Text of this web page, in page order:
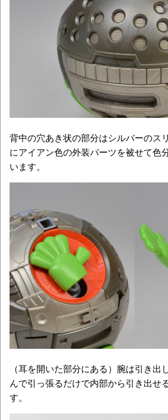
背中の穴あき状の部分はシルバーのス
にアイアン色の外装パーツを被せて色
います。
（耳を開いた部分にある）腕は引き出
んで引っ張るだけで内部から引き出せ
す。